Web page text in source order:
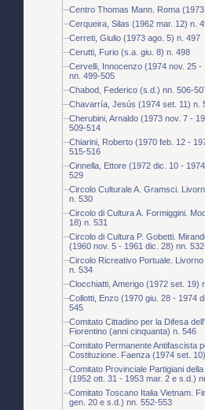
Centro Thomas Mann. Roma
Cerqueira, Silas (1962 mar. 12) n.
Cerreti, Giulio (1973 ago. 5) n. 497
Cerutti, Furio (s.a. giu. 8) n. 498
Cervelli, Innocenzo (1974 nov. 25 -
nn. 499-505
Chabod, Federico (s.d.) nn. 506-
Chavarría, Jesús (1974 set. 11) n.
Cherubini, Arnaldo (1973 nov. 7 -
509-514
Chiarini, Roberto (1970 feb. 12 -
515-516
Cinnella, Ettore (1972 dic. 10 -
529
Circolo Culturale A. Gramsci.
n. 530
Circolo di Cultura A. Formiggini.
18) n. 531
Circolo di Cultura P. Gobetti.
(1960 nov. 5 - 1961 dic. 28) nn.
Circolo Ricreativo Portuale.
n. 534
Clocchiatti, Amerigo (1972 set. 19)
Collotti, Enzo (1970 giu. 28 - 1974
545
Comitato Cittadino per la Difesa
Fiorentino (anni cinquanta) n. 546
Comitato Permanente Antifascista
Costituzione. Faenza (1974 set.
Comitato Provinciale Partigiani
(1952 ott. 31 - 1953 mar. 2 e s.d.)
Comitato Toscano Italia Vietnam.
gen. 20 e s.d.) nn. 552-553